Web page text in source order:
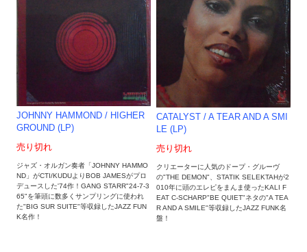
JOHNNY HAMMOND / HIGHER
GROUND (LP)
売り切れ
ジャズ・オルガン奏者「JOHNNY HAMMO
ND」がCTI/KUDUよりBOB JAMESがプロ
デュースした'74作！GANG STARR"24-7-3
65"を筆頭に数多くサンプリングに使われ
た"BIG SUR SUITE"等収録したJAZZ FUN
K名作！
CATALYST / A TEAR AND A SMI
LE (LP)
売り切れ
クリエーターに人気のドープ・グルーヴ
の"THE DEMON"、STATIK SELEKTAHが2
010年に頭のエレピをまんま使ったKALI F
EAT C-SCHARP"BE QUIET"ネタの"A TEA
R AND A SMILE"等収録したJAZZ FUNK名
盤！